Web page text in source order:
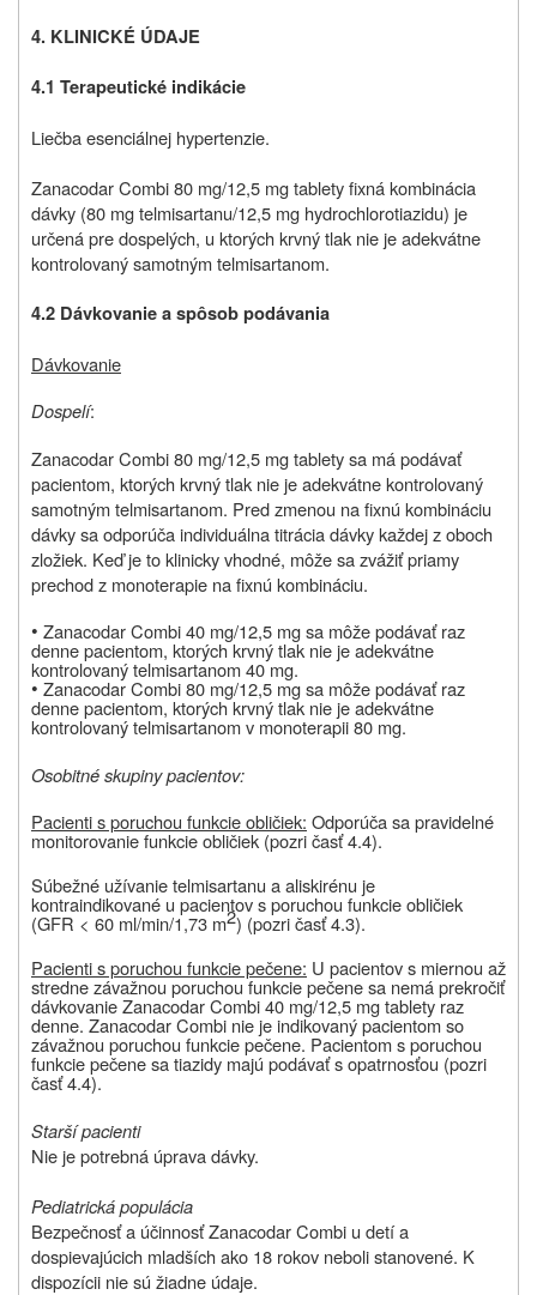
4. KLINICKÉ ÚDAJE
4.1 Terapeutické indikácie
Liečba esenciálnej hypertenzie.
Zanacodar Combi 80 mg/12,5 mg tablety fixná kombinácia
dávky (80 mg telmisartanu/12,5 mg hydrochlorotiazidu) je
určená pre dospelých, u ktorých krvný tlak nie je adekvátne
kontrolovaný samotným telmisartanom.
4.2 Dávkovanie a spôsob podávania
Dávkovanie
Dospelí:
Zanacodar Combi 80 mg/12,5 mg tablety sa má podávať
pacientom, ktorých krvný tlak nie je adekvátne kontrolovaný
samotným telmisartanom. Pred zmenou na fixnú kombináciu
dávky sa odporúča individuálna titrácia dávky každej z oboch
zložiek. Keď je to klinicky vhodné, môže sa zvážiť priamy
prechod z monoterapie na fixnú kombináciu.
• Zanacodar Combi 40 mg/12,5 mg sa môže podávať raz
denne pacientom, ktorých krvný tlak nie je adekvátne
kontrolovaný telmisartanom 40 mg.
• Zanacodar Combi 80 mg/12,5 mg sa môže podávať raz
denne pacientom, ktorých krvný tlak nie je adekvátne
kontrolovaný telmisartanom v monoterapii 80 mg.
Osobitné skupiny pacientov:
Pacienti s poruchou funkcie obličiek: Odporúča sa pravidelné
monitorovanie funkcie obličiek (pozri časť 4.4).
Súbežné užívanie telmisartanu a aliskirénu je
kontraindikované u pacientov s poruchou funkcie obličiek
(GFR < 60 ml/min/1,73 m2) (pozri časť 4.3).
Pacienti s poruchou funkcie pečene: U pacientov s miernou až
stredne závažnou poruchou funkcie pečene sa nemá prekročiť
dávkovanie Zanacodar Combi 40 mg/12,5 mg tablety raz
denne. Zanacodar Combi nie je indikovaný pacientom so
závažnou poruchou funkcie pečene. Pacientom s poruchou
funkcie pečene sa tiazidy majú podávať s opatrnosťou (pozri
časť 4.4).
Starší pacienti
Nie je potrebná úprava dávky.
Pediatrická populácia
Bezpečnosť a účinnosť Zanacodar Combi u detí a
dospievajúcich mladších ako 18 rokov neboli stanovené. K
dispozícii nie sú žiadne údaje.